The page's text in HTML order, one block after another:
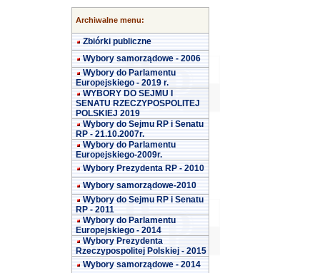
Archiwalne menu:
Zbiórki publiczne
Wybory samorządowe - 2006
Wybory do Parlamentu
Europejskiego - 2019 r.
WYBORY DO SEJMU I
SENATU RZECZYPOSPOLITEJ
POLSKIEJ 2019
Wybory do Sejmu RP i Senatu
RP - 21.10.2007r.
Wybory do Parlamentu
Europejskiego-2009r.
Wybory Prezydenta RP - 2010
Wybory samorządowe-2010
Wybory do Sejmu RP i Senatu
RP - 2011
Wybory do Parlamentu
Europejskiego - 2014
Wybory Prezydenta
Rzeczypospolitej Polskiej - 2015
Wybory samorządowe - 2014